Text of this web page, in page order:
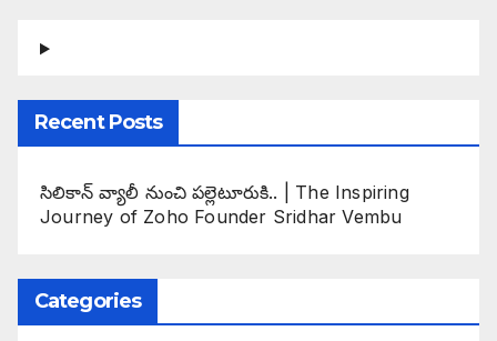
Recent Posts
సిలికాన్ వ్యాలీ నుంచి పల్లెటూరుకి.. | The Inspiring
Journey of Zoho Founder Sridhar Vembu
Categories